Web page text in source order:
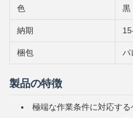
色 黒
納期
梱包 パ
製品の特徴
極端な作業条件に対応す